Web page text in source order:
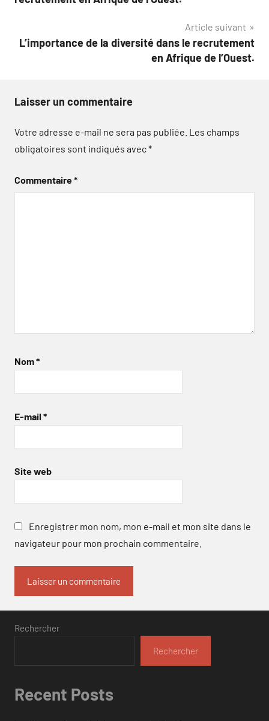
Article suivant
L’importance de la diversité dans le recrutement
en Afrique de l’Ouest.
Laisser un commentaire
Votre adresse e-mail ne sera pas publiée. Les champs
obligatoires sont indiqués avec*
Commentaire*
Nom*
E-mail *
Site web
Enregistrer mon nom, mon e-mail et mon site dans le
navigateur pour mon prochain commentaire.
Rechercher
Rechercher
Recent Posts